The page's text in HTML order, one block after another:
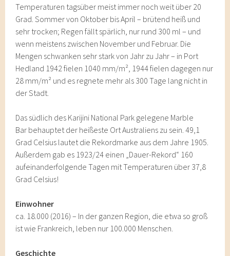
Temperaturen tagsüber meist immer noch weit über 20
Grad. Sommer von Oktober bis April – brütend heiß und
sehr trocken; Regen fällt spärlich, nur rund 300 ml – und
wenn meistens zwischen November und Februar. Die
Mengen schwanken sehr stark von Jahr zu Jahr – in Port
Hedland 1942 fielen 1040 mm/m², 1944 fielen dagegen nur
28 mm/m² und es regnete mehr als 300 Tage lang nicht in
der Stadt.
Das südlich des Karijini National Park gelegene Marble
Bar behauptet der heißeste Ort Australiens zu sein. 49,1
Grad Celsius lautet die Rekordmarke aus dem Jahre 1905.
Außerdem gab es 1923/24 einen „Dauer-Rekord“ 160
aufeinanderfolgende Tagen mit Temperaturen über 37,8
Grad Celsius!
Einwohner
ca. 18.000 (2016) – In der ganzen Region, die etwa so groß
ist wie Frankreich, leben nur 100.000 Menschen.
Geschichte